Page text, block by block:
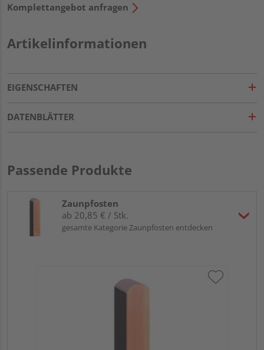
Komplettangebot anfragen
Artikelinformationen
EIGENSCHAFTEN
DATENBLÄTTER
Passende Produkte
Zaunpfosten
ab 20,85 € / Stk.
gesamte Kategorie Zaunpfosten entdecken